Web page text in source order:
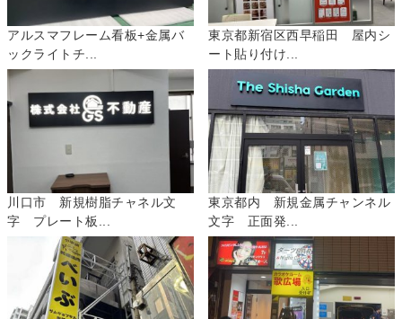
アルスマフレーム看板+金属バ
ックライトチ...
東京都新宿区西早稲田 屋内シ
ート貼り付け...
川口市 新規樹脂チャネル文
字 プレート板...
東京都内 新規金属チャンネル
文字 正面発...